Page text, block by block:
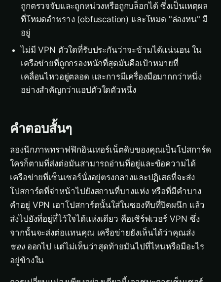
ถูกตรวจจับและถูกหน่วงหรือถูกบล็อกได้ ซึ่งเป็นเหตุผล
ที่โหมดอำพราง (obfuscation) และโหมด "ล่องหน" มี
อยู่
ไม่มี VPN ตัวใดที่รับประกันว่าจะข้ามได้แน่นอน ใน
เครือข่ายที่ถูกกรองหนักที่สุดมันคือเป้าหมายที่
เคลื่อนไหวอยู่ตลอด และการมีเครื่องมือมากกว่าหนึ่ง
อย่างสำคัญกว่าแอปตัวใดตัวหนึ่ง
คำตอบสั้นๆ
ลองนึกภาพทราฟฟิกอินเทอร์เน็ตดิบของคุณเป็นโปสการ์ด
ใครก็ตามที่ส่งต่อมันสามารถอ่านที่อยู่และข้อความได้
เครือข่ายที่เซ็นเซอร์นั่งอยู่ตรงกลางและปฏิเสธที่จะส่ง
โปสการ์ดที่จ่าหน้าไปยังสถานที่บางแห่ง หรือที่มีคำบาง
คำอยู่ VPN เอาโปสการ์ดนั้นใส่ในซองทึบที่ปิดผนึก แล้ว
ส่งไปยังที่อยู่ที่ไว้ใจได้แห่งเดียว คือเซิร์ฟเวอร์ VPN ซึ่ง
จากนั้นจะส่งต่อแทนคุณ เครือข่ายยังเห็นได้ว่าคุณส่ง
ซองออกไป แต่ไม่เห็นว่าสุดท้ายมันไปที่ไหนหรือมีอะไร
อยู่ข้างใน